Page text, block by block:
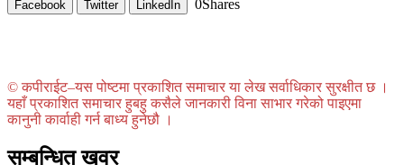
Facebook Twitter LinkedIn 0Shares
© कपीराईट–यस पोष्टमा प्रकाशित समाचार या लेख सर्वाधिकार सुरक्षीत छ ।
यहाँ प्रकाशित समाचार हुबहु कसैले जानकारी विना साभार गरेको पाइएमा
कानुनी कार्वाही गर्न बाध्य हुनेछौ ।
सम्बन्धित खवर